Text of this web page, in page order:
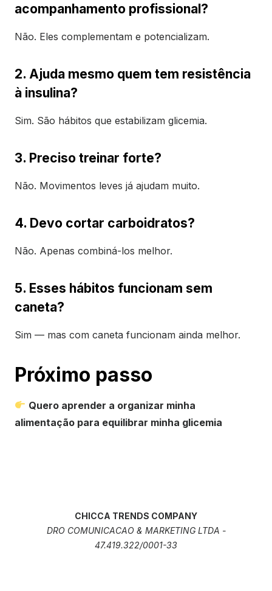
acompanhamento profissional?
Não. Eles complementam e potencializam.
2. Ajuda mesmo quem tem resistência
à insulina?
Sim. São hábitos que estabilizam glicemia.
3. Preciso treinar forte?
Não. Movimentos leves já ajudam muito.
4. Devo cortar carboidratos?
Não. Apenas combiná-los melhor.
5. Esses hábitos funcionam sem
caneta?
Sim — mas com caneta funcionam ainda melhor.
Próximo passo
Quero aprender a organizar minha
alimentação para equilibrar minha glicemia
CHICCA TRENDS COMPANY
DRO COMUNICACAO & MARKETING LTDA -
47.419.322/0001-33